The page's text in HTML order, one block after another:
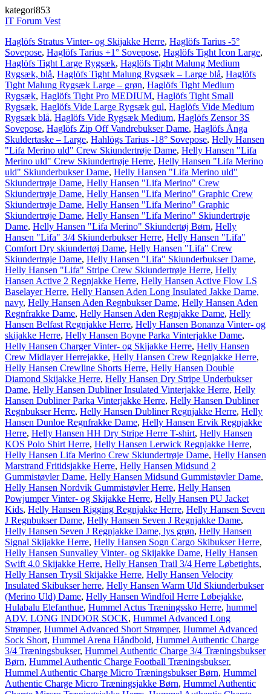
kategori853
IT Forum Vest
Haglöfs Stratus Vinter- og Skijakke Herre, Haglöfs Tarius -5°
Sovepose, Haglöfs Tarius +1° Sovepose, Haglöfs Tight Icon Large,
Haglöfs Tight Large Rygsæk, Haglöfs Tight Malung Medium
Rygsæk, blå, Haglöfs Tight Malung Rygsæk – Large blå, Haglöfs
Tight Malung Rygsæk Large – grøn, Haglöfs Tight Medium
Rygsæk, Haglöfs Tight Pro MEDIUM, Haglöfs Tight Small
Rygsæk, Haglöfs Vide Large Rygsæk gul, Haglöfs Vide Medium
Rygsæk blå, Haglöfs Vide Rygsæk Medium, Haglöfs Zensor 3S
Sovepose, Haglöfs Zip Off Vandrebukser Dame, Haglöfs Ånga
Skuldertaske – Large, Hahlögs Tarius -18° Sovepose, Helly Hansen
"Lifa Merino uld" Crew Skiundertrøje Dame, Helly Hansen "Lifa
Merino uld" Crew Skiundertrøje Herre, Helly Hansen "Lifa Merino
uld" Skiunderbukser Dame, Helly Hansen "Lifa Merino uld"
Skiundertrøje Dame, Helly Hansen "Lifa Merino" Crew
Skiundertrøje Dame, Helly Hansen "Lifa Merino" Graphic Crew
Skiundertrøje Dame, Helly Hansen "Lifa Merino" Graphic
Skiundertrøje Dame, Helly Hansen "Lifa Merino" Skiundertrøje
Dame, Helly Hansen "Lifa Merino" Skiundertøj Børn, Helly
Hansen "Lifa" 3/4 Skiunderbukser Herre, Helly Hansen "Lifa"
Comfort Dry skiundertøj Dame, Helly Hansen "Lifa" Crew
Skiundertrøje Dame, Helly Hansen "Lifa" Skiunderbukser Dame,
Helly Hansen "Lifa" Stripe Crew Skiundertrøje Herre, Helly
Hansen Active 2 Regnjakke Herre, Helly Hansen Active Flow LS
Baselayer Herre, Helly Hansen Aden Long Insulated Jakke Dame,
navy, Helly Hansen Aden Regnbukser Dame, Helly Hansen Aden
Regnfrakke Dame, Helly Hansen Aden Regnjakke Dame, Helly
Hansen Belfast Regnjakke Herre, Helly Hansen Bonanza Vinter- og
skijakke Herre, Helly Hansen Boyne Parka Vinterjakke Dame,
Helly Hansen Charger Vinter- og Skijakke Herre, Helly Hansen
Crew Midlayer Herrejakke, Helly Hansen Crew Regnjakke Herre,
Helly Hansen Crewline Shorts Herre, Helly Hansen Double
Diamond Skijakke Herre, Helly Hansen Dry Stripe Underbukser
Dame, Helly Hansen Dubliner Insulated Vinterjakke Herre, Helly
Hansen Dubliner Parka Vinterjakke Herre, Helly Hansen Dubliner
Regnbukser Herre, Helly Hansen Dubliner Regnjakke Herre, Helly
Hansen Dunloe Regnfrakke Dame, Helly Hansen Ervik Regnjakke
Herre, Helly Hansen HH Dry Stripe Herre T-shirt, Helly Hansen
KOS Polo Shirt Herre, Helly Hansen Lerwick Regnjakke Herre,
Helly Hansen Lifa Merino Crew Skiundertrøje Dame, Helly Hansen
Marstrand Fritidsjakke Herre, Helly Hansen Midsund 2
Gummistøvler Dame, Helly Hansen Midsund Gummistøvler Dame,
Helly Hansen Nordvik Gummistøvler Herre, Helly Hansen
Powjumper Vinter- og Skijakke Herre, Helly Hansen PU Jacket
Kids, Helly Hansen Rigging Regnjakke Herre, Helly Hansen Seven
J Regnbukser Dame, Helly Hansen Seven J Regnjakke Dame,
Helly Hansen Seven J Regnjakke Dame, lys grøn, Helly Hansen
Signal Skijakke Herre, Helly Hansen Sogn Cargo Skibukser Herre,
Helly Hansen Sunvalley Vinter- og Skijakke Dame, Helly Hansen
Swift 4.0 Skijakke Herre, Helly Hansen Trail 3/4 Herre Løbetights,
Helly Hansen Trysil Skijakke Herre, Helly Hansen Velocity
Insulated Skibukser herre, Helly Hansen Warm Uld Skiunderbukser
(Merino Uld) Dame, Helly Hansen Windfoil Herre Løbejakke,
Hulabalu Elefanthue, Hummel Actus Træningssko Herre, hummel
ADV. LONG INDOOR SOCK, Hummel Advanced Long
Strømper, Hummel Advanced Short Strømper, Hummel Advanced
Sock Short, Hummel Arena Håndbold, Hummel Authentic Charge
3/4 Træningsbukser, Hummel Authentic Charge 3/4 Træningsbukser
Børn, Hummel Authentic Charge Football Træningsbukser,
Hummel Authentic Charge Micro Træningsbukser Børn, Hummel
Authentic Charge Micro Træningsjakke Børn, Hummel Authentic